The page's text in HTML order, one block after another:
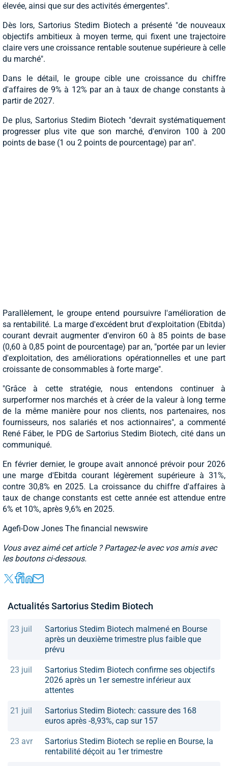
élevée, ainsi que sur des activités émergentes".
Dès lors, Sartorius Stedim Biotech a présenté "de nouveaux
objectifs ambitieux à moyen terme, qui fixent une trajectoire
claire vers une croissance rentable soutenue supérieure à celle
du marché".
Dans le détail, le groupe cible une croissance du chiffre
d'affaires de 9% à 12% par an à taux de change constants à
partir de 2027.
De plus, Sartorius Stedim Biotech "devrait systématiquement
progresser plus vite que son marché, d'environ 100 à 200
points de base (1 ou 2 points de pourcentage) par an".
Parallèlement, le groupe entend poursuivre l'amélioration de
sa rentabilité. La marge d'excédent brut d'exploitation (Ebitda)
courant devrait augmenter d'environ 60 à 85 points de base
(0,60 à 0,85 point de pourcentage) par an, "portée par un levier
d'exploitation, des améliorations opérationnelles et une part
croissante de consommables à forte marge".
"Grâce à cette stratégie, nous entendons continuer à
surperformer nos marchés et à créer de la valeur à long terme
de la même manière pour nos clients, nos partenaires, nos
fournisseurs, nos salariés et nos actionnaires", a commenté
René Fáber, le PDG de Sartorius Stedim Biotech, cité dans un
communiqué.
En février dernier, le groupe avait annoncé prévoir pour 2026
une marge d'Ebitda courant légèrement supérieure à 31%,
contre 30,8% en 2025. La croissance du chiffre d'affaires à
taux de change constants est cette année est attendue entre
6% et 10%, après 9,6% en 2025.
Agefi-Dow Jones The financial newswire
Vous avez aimé cet article ? Partagez-le avec vos amis avec
les boutons ci-dessous.
Actualités Sartorius Stedim Biotech
23 juil
Sartorius Stedim Biotech malmené en Bourse
après un deuxième trimestre plus faible que
prévu
23 juil
Sartorius Stedim Biotech confirme ses objectifs
2026 après un 1er semestre inférieur aux
attentes
21 juil
Sartorius Stedim Biotech: cassure des 168
euros après -8,93%, cap sur 157
23 avr
Sartorius Stedim Biotech se replie en Bourse, la
rentabilité déçoit au 1er trimestre